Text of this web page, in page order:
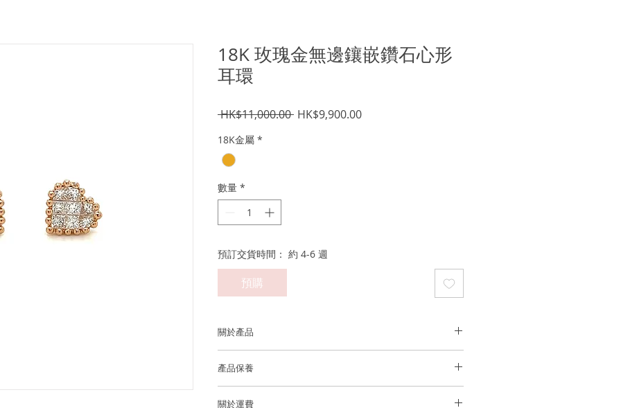
18K 玫瑰金無邊鑲嵌鑽石心形
耳環
HK$11,000.00 一HK$9,900.00促
18K金屬 *
數量 *
預訂交貨時間： 約 4-6 週
預購
關於產品
鑽石重量： ~16 顆鑽石 0.80cts (白鑽均為D至F成色、VS
淨度的優質鑽石)
產品保養
關於運費